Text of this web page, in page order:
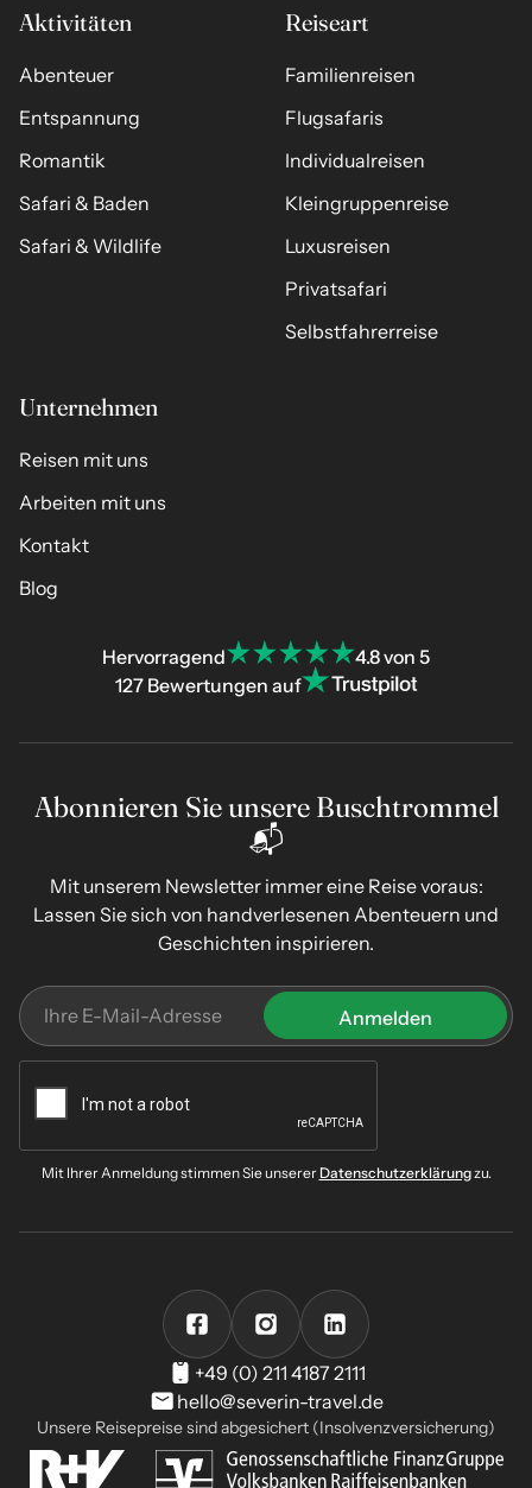
Aktivitäten
Abenteuer
Entspannung
Romantik
Safari & Baden
Safari & Wildlife
Reiseart
Familienreisen
Flugsafaris
Individualreisen
Kleingruppenreise
Luxusreisen
Privatsafari
Selbstfahrerreise
Unternehmen
Reisen mit uns
Arbeiten mit uns
Kontakt
Blog
Hervorragend
4.8 von 5
127 Bewertungen auf
Abonnieren Sie unsere Buschtrommel
📬
Mit unserem Newsletter immer eine Reise voraus:
Lassen Sie sich von handverlesenen Abenteuern und
Geschichten inspirieren.
Mit Ihrer Anmeldung stimmen Sie unsererDatenschutzerklärungzu.
+49 (0) 211 4187 2111
hello@severin-travel.de
Unsere Reisepreise sind abgesichert (Insolvenzversicherung)